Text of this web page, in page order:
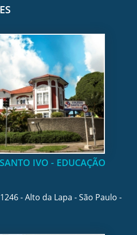
IVO - EDUCAÇÃO
- Alto da Lapa - São Paulo -